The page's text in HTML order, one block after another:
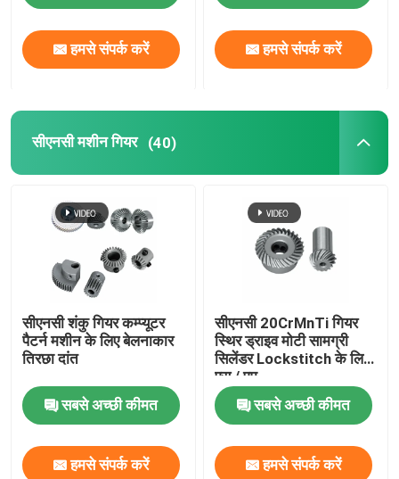
हमसे संपर्क करें हमसे संपर्क करें
सीएनसी मशीन गियर (40)
सीएनसी शंकु गियर कम्प्यूटर
पैटर्न मशीन के लिए बेलनाकार
तिरछा दांत
सबसे अच्छी कीमत
हमसे संपर्क करें
सीएनसी 20CrMnTi गियर
स्थिर ड्राइव मोटी सामग्री
सिलेंडर Lockstitch के लिए
एस / एम
सबसे अच्छी कीमत
हमसे संपर्क करें